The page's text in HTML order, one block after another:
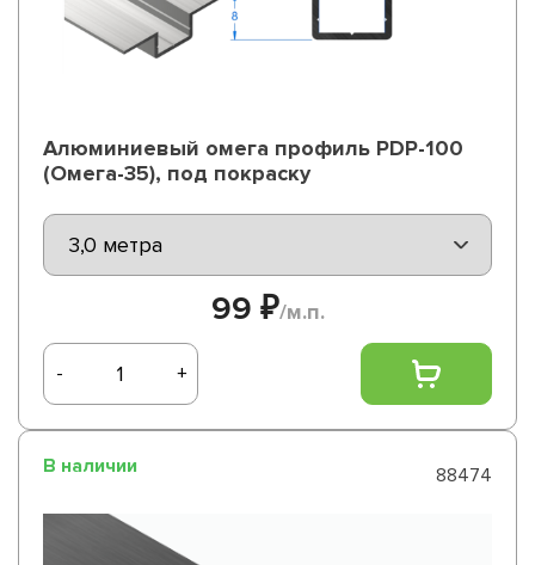
Алюминиевый омега профиль PDP-100
(Омега-35), под покраску
99 ₽/м.п.
- +
В наличии 88474